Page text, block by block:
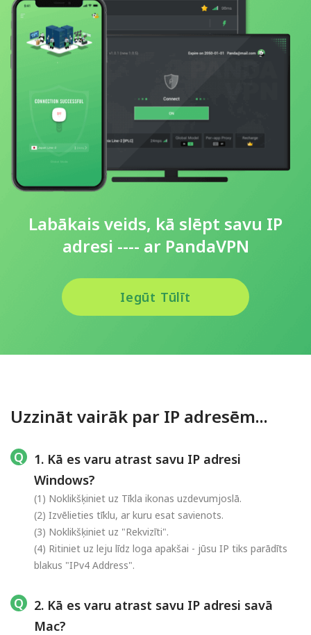
Labākais veids, kā slēpt savu IP
adresi ---- ar PandaVPN
Iegūt Tūlīt
Uzzināt vairāk par IP adresēm...
1. Kā es varu atrast savu IP adresi
Windows?
(1) Noklikšķiniet uz Tīkla ikonas uzdevumjoslā.
(2) Izvēlieties tīklu, ar kuru esat savienots.
(3) Noklikšķiniet uz "Rekvizīti".
(4) Ritiniet uz leju līdz loga apakšai - jūsu IP tiks parādīts
blakus "IPv4 Address".
2. Kā es varu atrast savu IP adresi savā
Mac?